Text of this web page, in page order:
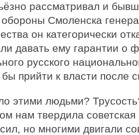
рассматривал и
Смоленска
он категорически
давать ему гарантии о
русского
прийти к власти после
этими людьми?
нам твердила
но многими двигали